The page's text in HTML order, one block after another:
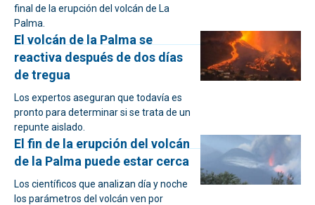
final de la erupción del volcán de La
Palma.
El volcán de la Palma se
reactiva después de dos días
de tregua
Los expertos aseguran que todavía es
pronto para determinar si se trata de un
repunte aislado.
El fin de la erupción del volcán
de la Palma puede estar cerca
Los científicos que analizan día y noche
los parámetros del volcán ven por